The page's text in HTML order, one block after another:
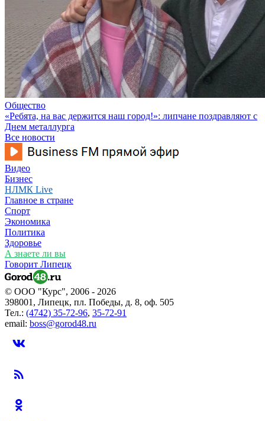
Общество
«Ребята, на вас держится наш город!»: липчане поздравляют с
Днем металлурга
Все новости
Видео
Бизнес
НЛМК Live
Главное в стране
Спорт
Экономика
Политика
Здоровье
А знаете ли вы
Говорит Липецк
© ООО "Курс", 2006 - 2026
398001, Липецк, пл. Победы, д. 8, оф. 505
Тел.: (4742) 35-72-96, 35-72-91
email: boss@gorod48.ru